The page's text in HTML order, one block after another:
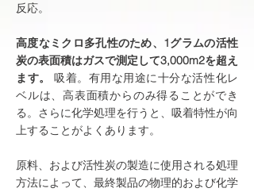
反応。
高度なミクロ多孔性のため、1グラムの活性
炭の表面積はガスで測定して3,000m2を超え
ます。
吸着。有用な用途に十分な活性化レ
ベルは、高表面積からのみ得ることができ
る。さらに化学処理を行うと、吸着特性が向
上することがよくあります。
原料、および活性炭の製造に使用される処理
方法によって、最終製品の物理的および化学